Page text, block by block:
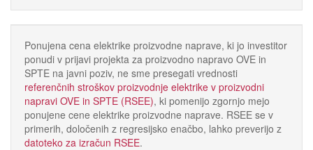
Ponujena cena elektrike proizvodne naprave, ki jo investitor
ponudi v prijavi projekta za proizvodno napravo OVE in
SPTE na javni poziv, ne sme presegati vrednosti
referenčnih stroškov proizvodnje elektrike v proizvodni
napravi OVE in SPTE (RSEE), ki pomenijo zgornjo mejo
ponujene cene elektrike proizvodne naprave. RSEE se v
primerih, določenih z regresijsko enačbo, lahko preverijo z
datoteko za izračun RSEE.